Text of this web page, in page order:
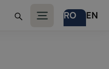
RO EN